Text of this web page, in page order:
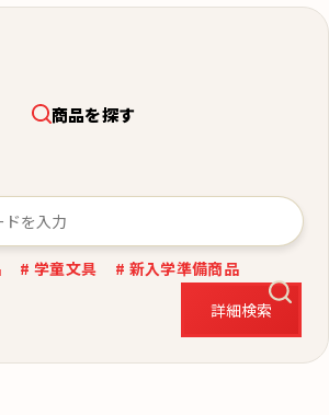
商品を探す
詳細検索
# 学童文具 # 新入学準備商品